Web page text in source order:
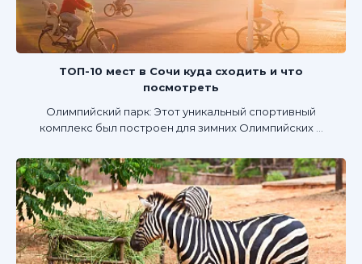
ТОП-10 мест в Сочи куда сходить и что
посмотреть
Олимпийский парк: Этот уникальный спортивный
комплекс был построен для зимних Олимпийских ...